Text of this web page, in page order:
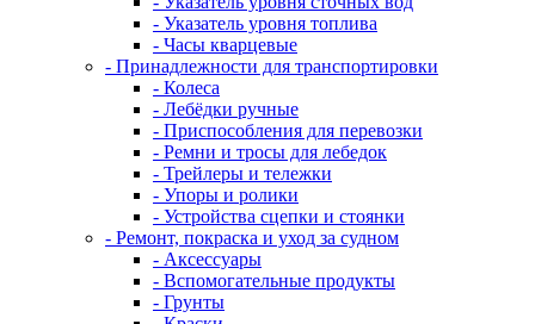
- Указатель уровня топлива
- Часы кварцевые
- Принадлежности для транспортировки
- Колеса
- Лебёдки ручные
- Приспособления для перевозки
- Ремни и тросы для лебедок
- Трейлеры и тележки
- Упоры и ролики
- Устройства сцепки и стоянки
- Ремонт, покраска и уход за судном
- Аксессуары
- Вспомогательные продукты
- Грунты